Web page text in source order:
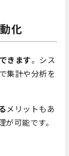
化
きます。シス
集計や分析を
メリットもあ
可能です。